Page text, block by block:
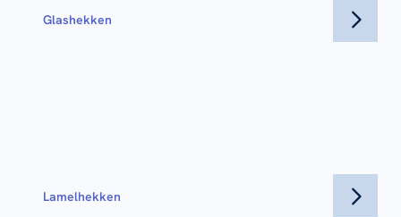
Glashekken
Lamelhekken